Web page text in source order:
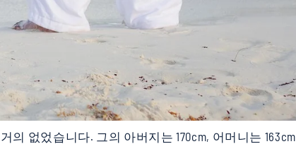
없었습니다. 그의 아버지는 170cm, 어머니는 163cm